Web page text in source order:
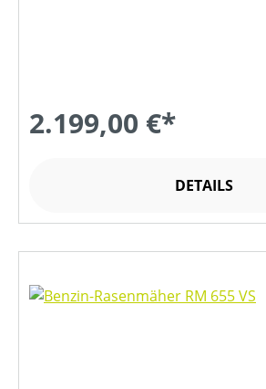
2.199,00 €*
DETAILS